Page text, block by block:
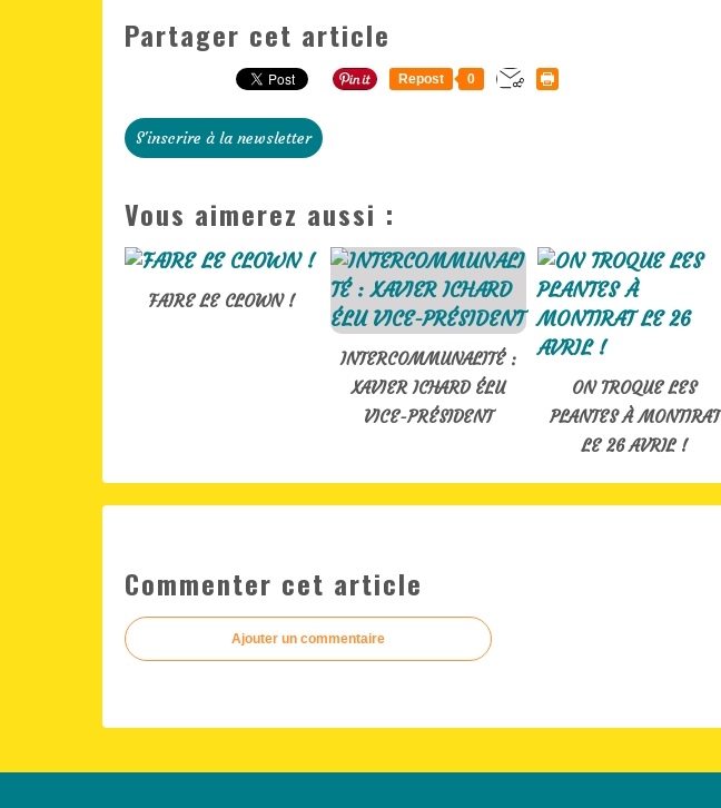
Partager cet article
Repost 0
S'inscrire à la newsletter
Vous aimerez aussi :
FAIRE LE CLOWN !
INTERCOMMUNALITÉ :
XAVIER ICHARD ÉLU
VICE-PRÉSIDENT
ON TROQUE LES
PLANTES À MONTIRAT
LE 26 AVRIL !
Commenter cet article
Ajouter un commentaire